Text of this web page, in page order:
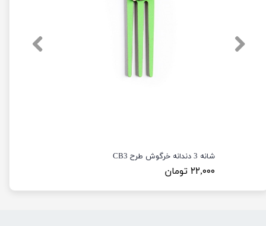
شانه 3 دندانه خرگوش طرح CB3
۲۲,۰۰۰ تومان